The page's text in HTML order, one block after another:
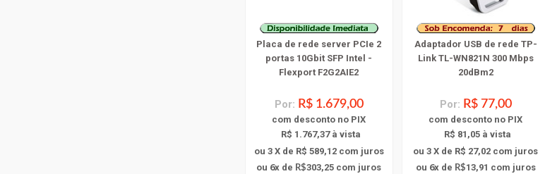
Placa de rede server PCIe 2
portas 10Gbit SFP Intel -
Flexport F2G2AIE2
Por: R$ 1.679,00
com desconto no PIX
R$ 1.767,37 à vista
ou 3 X de R$ 589,12com juros
ou 6x de R$303,25 com juros
Adaptador USB de rede TP-
Link TL-WN821N 300 Mbps
20dBm2
Por: R$ 77,00
com desconto no PIX
R$ 81,05 à vista
ou 3 X de R$ 27,02 com juros
ou 6x de R$13,91 com juros